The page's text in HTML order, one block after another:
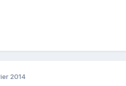
2014